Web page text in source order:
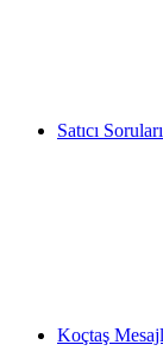
Satıcı
Koçtaş